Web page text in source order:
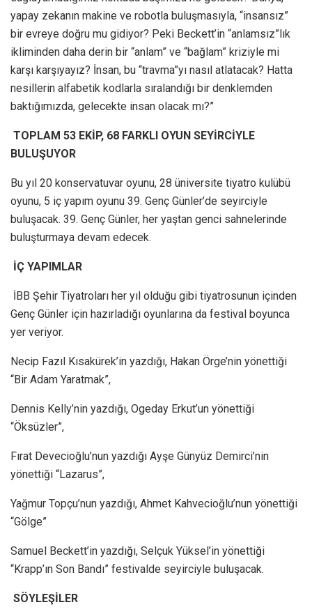
yapay zekanın makine ve robotla buluşmasıyla, “insansız”
bir evreye doğru mu gidiyor? Peki Beckett’in “anlamsız”lık
ikliminden daha derin bir “anlam” ve “bağlam” kriziyle mi
karşı karşıyayız? İnsan, bu “travma”yı nasıl atlatacak? Hatta
nesillerin alfabetik kodlarla sıralandığı bir denklemden
baktığımızda, gelecekte insan olacak mı?”
TOPLAM 53 EKİP, 68 FARKLI OYUN SEYİRCİYLE
BULUŞUYOR
Bu yıl 20 konservatuvar oyunu, 28 üniversite tiyatro kulübü
oyunu, 5 iç yapım oyunu 39. Genç Günler’de seyirciyle
buluşacak. 39. Genç Günler, her yaştan genci sahnelerinde
buluşturmaya devam edecek.
İÇ YAPIMLAR
İBB Şehir Tiyatroları her yıl olduğu gibi tiyatrosunun içinden
Genç Günler için hazırladığı oyunlarına da festival boyunca
yer veriyor.
Necip Fazıl Kısakürek’in yazdığı, Hakan Örge’nin yönettiği
“Bir Adam Yaratmak”,
Dennis Kelly’nin yazdığı, Ogeday Erkut’un yönettiği
“Öksüzler”,
Fırat Devecioğlu’nun yazdığı Ayşe Günyüz Demirci’nin
yönettiği “Lazarus”,
Yağmur Topçu’nun yazdığı, Ahmet Kahvecioğlu’nun yönettiği
“Gölge”
Samuel Beckett’in yazdığı, Selçuk Yüksel’in yönettiği
“Krapp’ın Son Bandı” festivalde seyirciyle buluşacak.
SÖYLEŞİLER